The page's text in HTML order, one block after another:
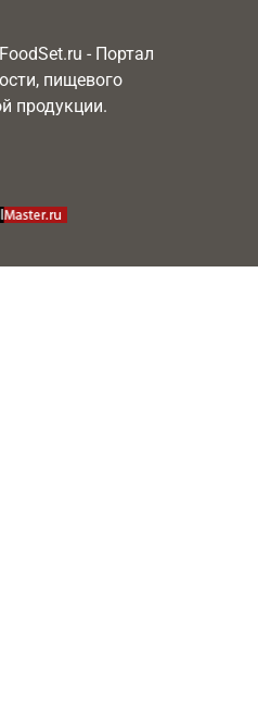
- Портал
пищевого
продукции.